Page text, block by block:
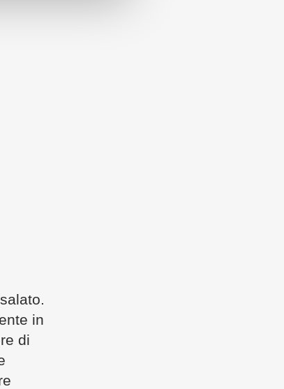
in
di